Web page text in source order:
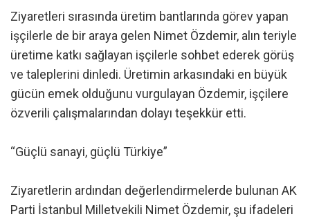
Ziyaretleri sırasında üretim bantlarında görev yapan
işçilerle de bir araya gelen Nimet Özdemir, alın teriyle
üretime katkı sağlayan işçilerle sohbet ederek görüş
ve taleplerini dinledi. Üretimin arkasındaki en büyük
gücün emek olduğunu vurgulayan Özdemir, işçilere
özverili çalışmalarından dolayı teşekkür etti.
“Güçlü sanayi, güçlü Türkiye”
Ziyaretlerin ardından değerlendirmelerde bulunan AK
Parti İstanbul Milletvekili Nimet Özdemir, şu ifadeleri